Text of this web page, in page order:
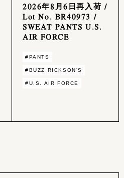
2026年8月6日再入荷 /
Lot No. BR40973 /
SWEAT PANTS U.S.
AIR FORCE
#PANTS
#BUZZ RICKSON'S
#U.S. AIR FORCE